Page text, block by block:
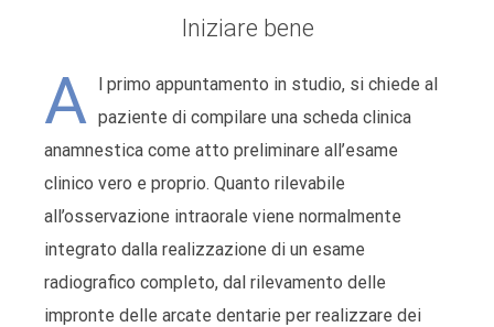
Iniziare bene
A l primo appuntamento in studio, si chiede al
paziente di compilare una scheda clinica
anamnestica come atto preliminare all’esame
clinico vero e proprio. Quanto rilevabile
all’osservazione intraorale viene normalmente
integrato dalla realizzazione di un esame
radiografico completo, dal rilevamento delle
impronte delle arcate dentarie per realizzare dei